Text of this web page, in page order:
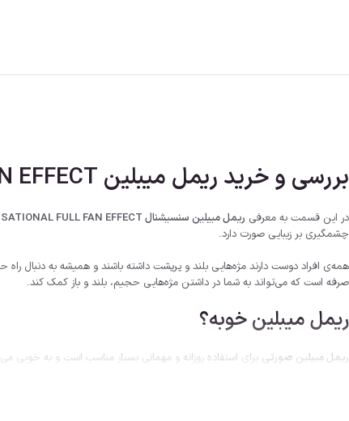
بررسی و خرید ریمل میبلین MAYBELLINE LASH SENSATIONAL FULL FAN EFFECT
در این قسمت به معرفی ریمل میبلین سنسیشنال MAYBELLINE LASH SENSATIONAL FULL FAN EFFECT
چشمگیری بر زیبایی صورت دارد.
همه‌ی افراد دوست دارند مژه‌هایی بلند و پرپشت داشته باشند و همیشه به دنبال
صرفه است که می‌تواند به شما در داشتن مژه‌هایی حجیم، بلند و باز کمک کند.
ریمل میبلین خوبه؟
ریمل میبلین صورتی برای استفاده روزانه و مهمانی بسیار مناسب است و به